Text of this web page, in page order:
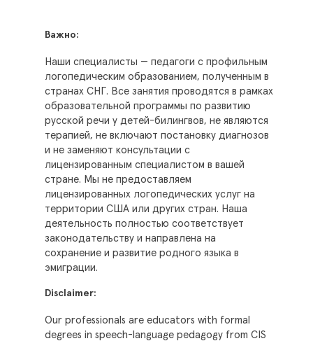
Важно:
Disclaimer:
Наши специалисты — педагоги с профильным
логопедическим образованием, полученным в
странах СНГ. Все занятия проводятся в рамках
образовательной программы по развитию
русской речи у детей-билингвов, не являются
терапией, не включают постановку диагнозов
и не заменяют консультации с
лицензированным специалистом в вашей
стране. Мы не предоставляем
лицензированных логопедических услуг на
территории США или других стран. Наша
деятельность полностью соответствует
законодательству и направлена на
сохранение и развитие родного языка в
эмиграции.
Our professionals are educators with formal
degrees in speech-language pedagogy from CIS